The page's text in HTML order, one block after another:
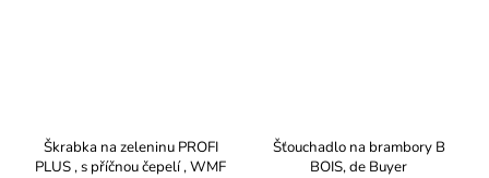
Škrabka na zeleninu PROFI
PLUS , s příčnou čepelí , WMF
Šťouchadlo na brambory B
BOIS, de Buyer